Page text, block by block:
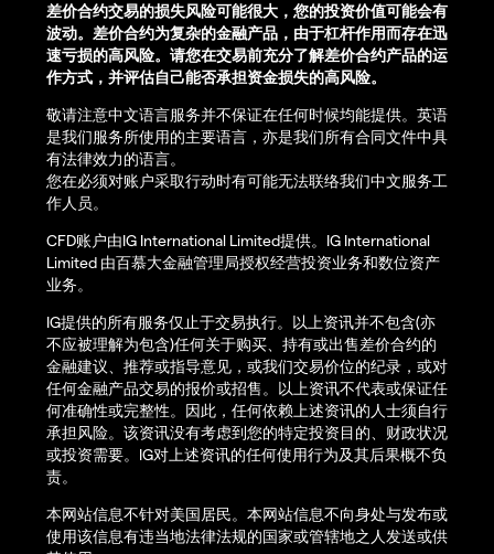
差价合约交易的损失风险可能很大，您的投资价值可能会有
波动。差价合约为复杂的金融产品，由于杠杆作用而存在迅
速亏损的高风险。请您在交易前充分了解差价合约产品的运
作方式，并评估自己能否承担资金损失的高风险。
敬请注意中文语言服务并不保证在任何时候均能提供。英语
是我们服务所使用的主要语言，亦是我们所有合同文件中具
有法律效力的语言。
您在必须对账户采取行动时有可能无法联络我们中文服务工
作人员。
CFD账户由IG International Limited提供。IG International
Limited 由百慕大金融管理局授权经营投资业务和数位资产
业务。
IG提供的所有服务仅止于交易执行。以上资讯并不包含(亦
不应被理解为包含)任何关于购买、持有或出售差价合约的
金融建议、推荐或指导意见，或我们交易价位的纪录，或对
任何金融产品交易的报价或招售。以上资讯不代表或保证任
何准确性或完整性。因此，任何依赖上述资讯的人士须自行
承担风险。该资讯没有考虑到您的特定投资目的、财政状况
或投资需要。IG对上述资讯的任何使用行为及其后果概不负
责。
本网站信息不针对美国居民。本网站信息不向身处与发布或
使用该信息有违当地法律法规的国家或管辖地之人发送或供